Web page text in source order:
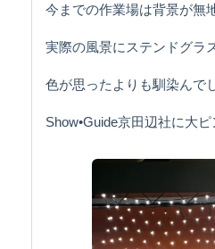
今までの作業場は背景が無
実際の風景にステンドグラ
色が思ったよりも馴染んで
Show•Guide京田辺社に大ピ